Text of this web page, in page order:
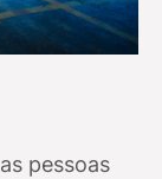
pessoas